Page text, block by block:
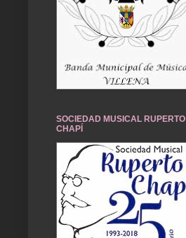
SOCIEDAD MUSICAL RUPERTO
CHAPÍ